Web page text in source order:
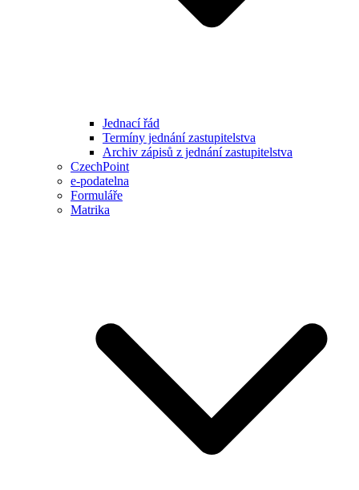
Jednací řád
Termíny jednání zastupitelstva
Archiv zápisů z jednání zastupitelstva
CzechPoint
e-podatelna
Formuláře
Matrika